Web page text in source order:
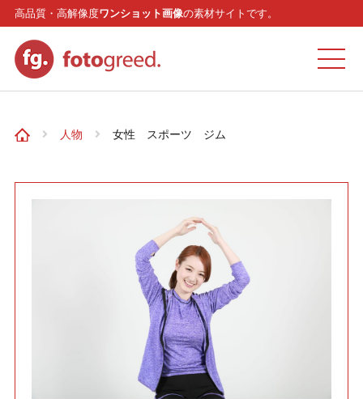
高品質・高解像度ワンショット画像の素材サイトです。
人物 女性 スポーツ ジム